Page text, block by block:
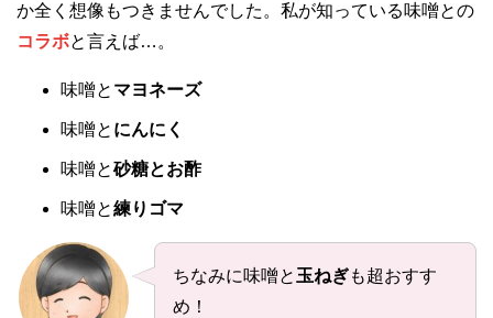
か全く想像もつきませんでした。私が知っている味噌との
コラボと言えば…。
味噌と マヨネーズ
味噌と にんにく
味噌と砂糖とお酢
味噌と練りゴマ
ちなみに味噌と 玉ねぎも超おすす
め！